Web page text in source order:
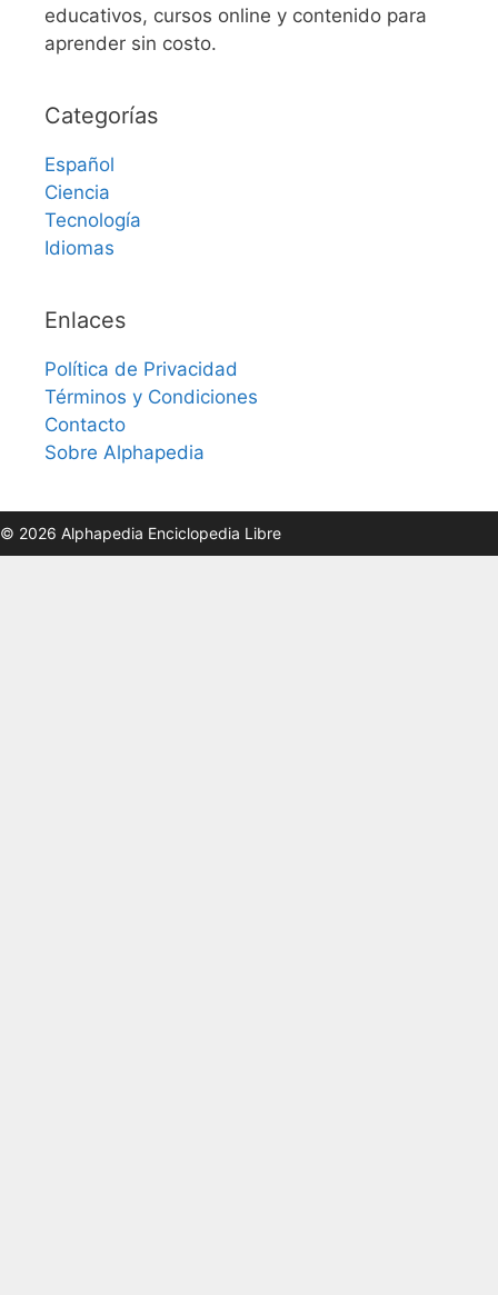
educativos, cursos online y contenido para
aprender sin costo.
Categorías
Español
Ciencia
Tecnología
Idiomas
Enlaces
Política de Privacidad
Términos y Condiciones
Contacto
Sobre Alphapedia